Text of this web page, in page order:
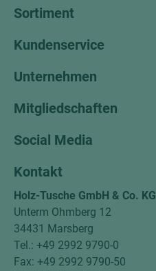
Sortiment
Kundenservice
Unternehmen
Mitgliedschaften
Social Media
Kontakt
Holz-Tusche GmbH & Co. KG
Unterm Ohmberg 12
34431 Marsberg
Tel.: +49 2992 9790-0
Fax: +49 2992 9790-50